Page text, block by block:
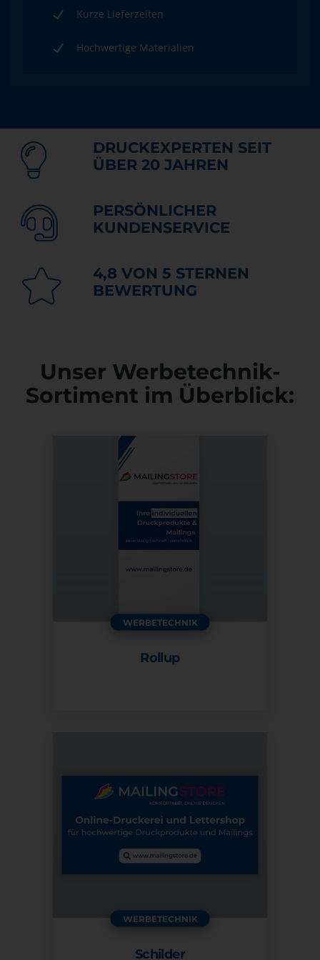
Kurze Lieferzeiten
Hochwertige Materialien
DRUCKEXPERTEN SEIT
ÜBER 20 JAHREN
PERSÖNLICHER
KUNDENSERVICE
4,8 VON 5 STERNEN
BEWERTUNG
Unser Werbetechnik-
Sortiment im Überblick:
WERBETECHNIK
Rollup
WERBETECHNIK
Schilder